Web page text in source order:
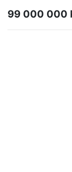
99 000 000